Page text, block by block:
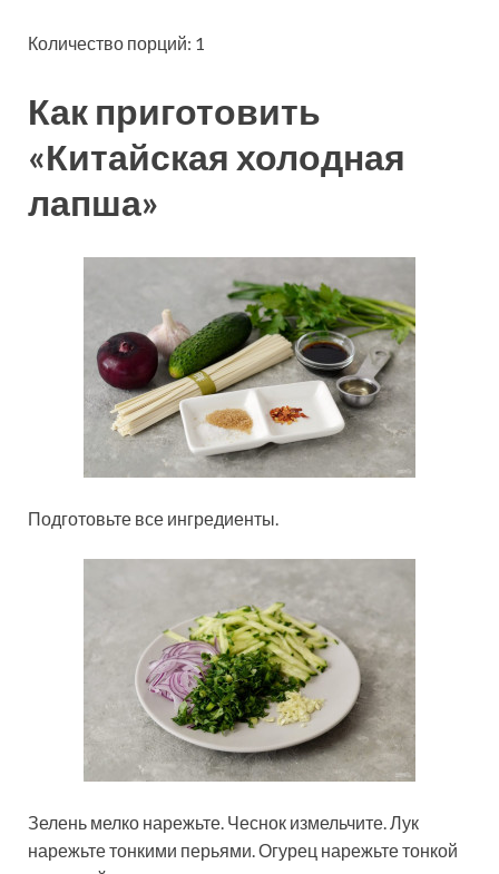
Количество порций: 1
Как приготовить
«Китайская холодная
лапша»
Подготовьте все ингредиенты.
Зелень мелко нарежьте. Чеснок измельчите. Лук
нарежьте тонкими перьями. Огурец нарежьте тонкой